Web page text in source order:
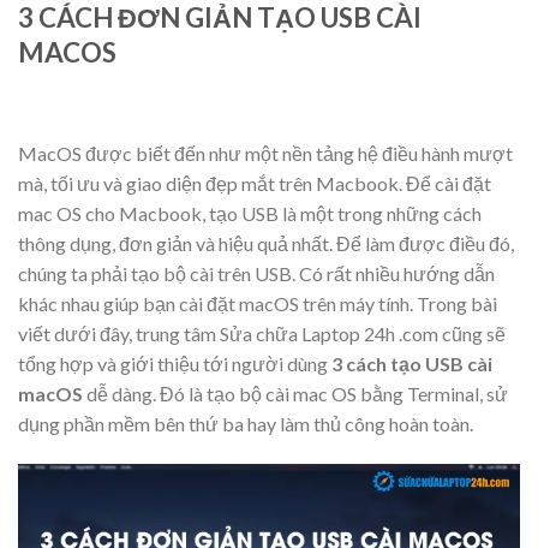
3 CÁCH ĐƠN GIẢN TẠO USB CÀI
MACOS
MacOS được biết đến như một nền tảng hệ điều hành mượt
mà, tối ưu và giao diện đẹp mắt trên Macbook. Để cài đặt
mac OS cho Macbook, tạo USB là một trong những cách
thông dụng, đơn giản và hiệu quả nhất. Để làm được điều đó,
chúng ta phải tạo bộ cài trên USB. Có rất nhiều hướng dẫn
khác nhau giúp bạn cài đặt macOS trên máy tính. Trong bài
viết dưới đây, trung tâm Sửa chữa Laptop 24h .com cũng sẽ
tổng hợp và giới thiệu tới người dùng 3 cách tạo USB cài
macOS dễ dàng. Đó là tạo bộ cài mac OS bằng Terminal, sử
dụng phần mềm bên thứ ba hay làm thủ công hoàn toàn.